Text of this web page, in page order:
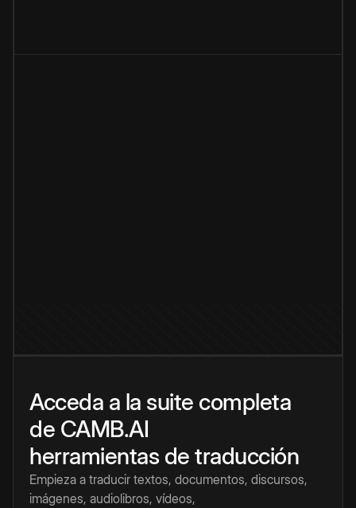
Acceda a la suite completa
de CAMB.AI
herramientas de traducción
Empieza a traducir textos, documentos, discursos,
imágenes, audiolibros, vídeos,